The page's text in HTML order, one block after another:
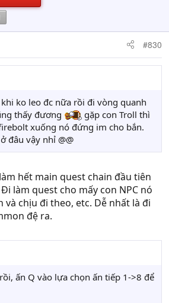
#830
ko leo đc nữa rồi đi vòng quanh
thấy đương
gặp con Troll thì
xuống nó đứng im cho bắn.
đâu vậy nhỉ @@
hết main quest chain đầu tiên
làm quest cho mấy con NPC nó
chịu đi theo, etc. Dễ nhất là đi
đệ ra.
ấn Q vào lựa chọn ấn tiếp 1->8 để